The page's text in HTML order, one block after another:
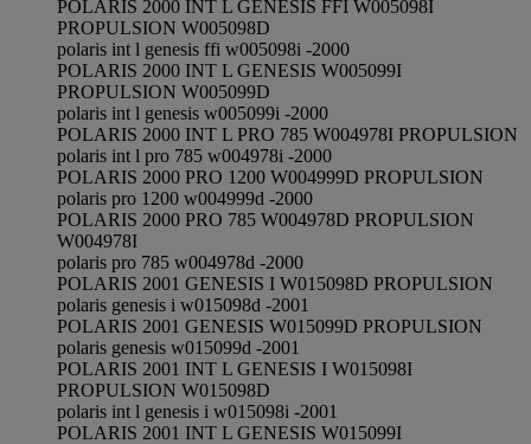
POLARIS 2000 INT L GENESIS FFI W005098I
PROPULSION W005098D
polaris int l genesis ffi w005098i -2000
POLARIS 2000 INT L GENESIS W005099I
PROPULSION W005099D
polaris int l genesis w005099i -2000
POLARIS 2000 INT L PRO 785 W004978I PROPULSION
polaris int l pro 785 w004978i -2000
POLARIS 2000 PRO 1200 W004999D PROPULSION
polaris pro 1200 w004999d -2000
POLARIS 2000 PRO 785 W004978D PROPULSION
W004978I
polaris pro 785 w004978d -2000
POLARIS 2001 GENESIS I W015098D PROPULSION
polaris genesis i w015098d -2001
POLARIS 2001 GENESIS W015099D PROPULSION
polaris genesis w015099d -2001
POLARIS 2001 INT L GENESIS I W015098I
PROPULSION W015098D
polaris int l genesis i w015098i -2001
POLARIS 2001 INT L GENESIS W015099I